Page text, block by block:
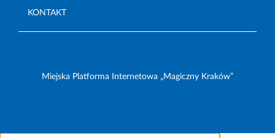
KONTAKT
Miejska Platforma Internetowa „Magiczny Kraków”